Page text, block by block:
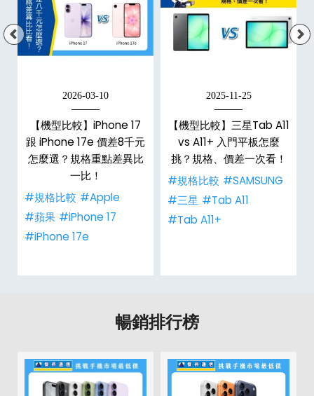
2026-03-10
【機型比較】iPhone 17
跟 iPhone 17e 價差8千元
怎麼選？規格重點差異比
一比！
#規格比較 #Apple
#蘋果 #iPhone 17
#iPhone 17e
2025-11-25
【機型比較】三星Tab A11
vs A11+ 入門平板怎麼
挑？規格、價差一次看！
#規格比較 #SAMSUNG
#三星 #Tab A11
#Tab A11+
暢銷排行榜